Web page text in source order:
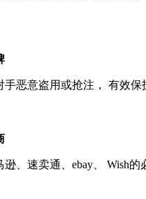
手恶意盗用或抢注， 有效保
逊、速卖通、ebay、 Wish的